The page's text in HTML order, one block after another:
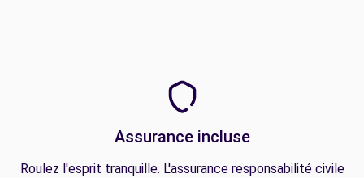
Assurance incluse
Roulez l'esprit tranquille. L'assurance responsabilité civile